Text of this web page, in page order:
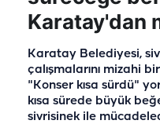
Karatay'dan
Karatay Belediyesi,
çalışmalarını mizahi
"Konser kısa sürdü"
kısa sürede büyük
sivrisinek ile